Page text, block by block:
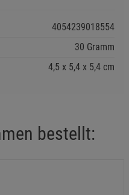
bei
4054239018554
30 Gramm
4,5 5,4 5,4 cm
bestellt: